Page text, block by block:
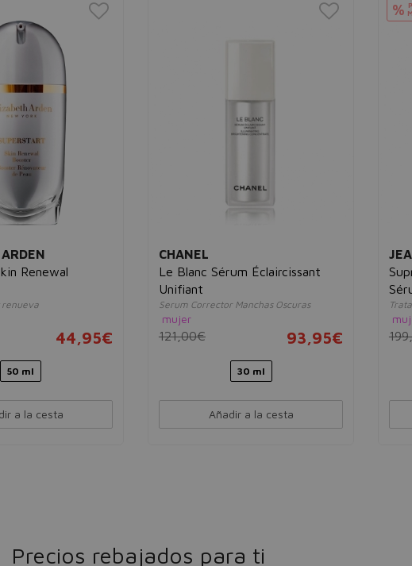
Renewal
44,95€
50 ml
a la cesta
CHANEL
Le Blanc Sérum Éclaircissant
Unifiant
Serum Corrector Manchas Oscuras
mujer
121,00€ 93,95€
30 ml
Añadir a la cesta
%
Precios rebajados para ti